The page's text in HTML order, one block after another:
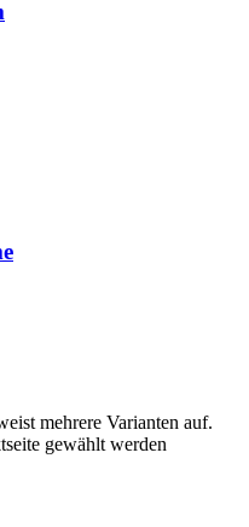
mehrere Varianten auf.
gewählt werden